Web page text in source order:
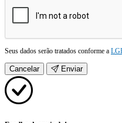
Seus dados serão tratados conforme a
Cancelar Enviar